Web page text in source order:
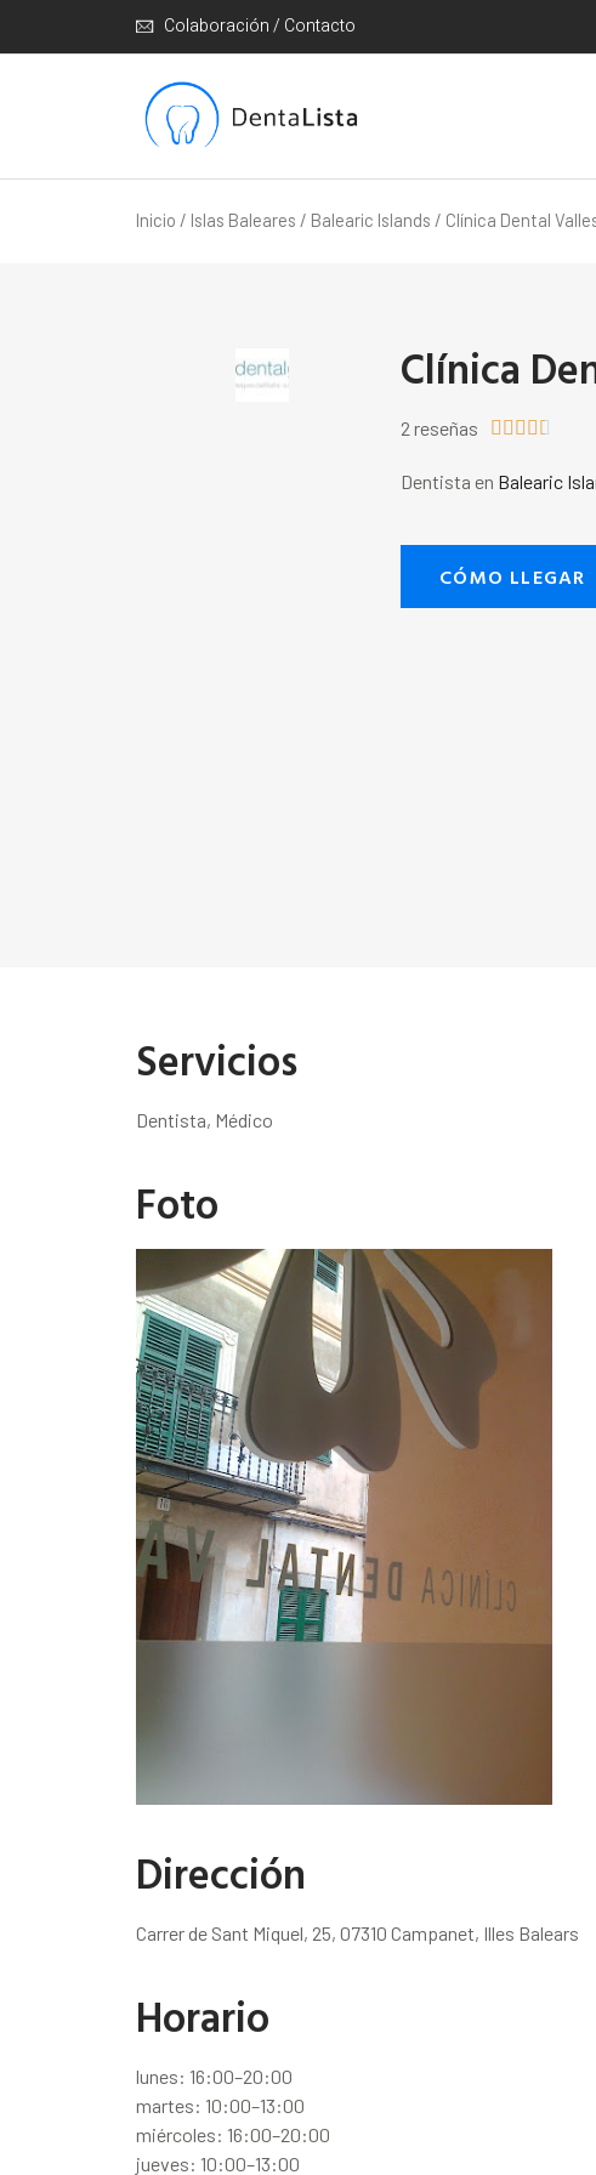
Colaboración / Contacto
Inicio / Islas Baleares / Balearic Islands / Clínica Dental
Clínica
2 reseñas     
Dentista en Balearic
CÓMO LLEGAR
Servicios
Dentista, Médico
Foto
Dirección
Carrer de Sant Miquel, 25, 07310 Campanet, Illes Balears
Horario
lunes: 16:00–20:00
martes: 10:00–13:00
miércoles: 16:00–20:00
jueves: 10:00–13:00